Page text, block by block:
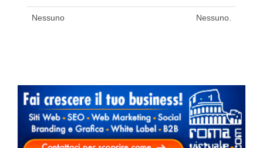
Nessuno Nessuno.